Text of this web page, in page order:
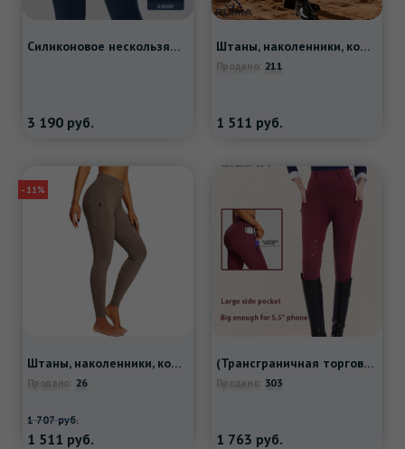
Силиконовое нескользящое кресло, дышащие быстросохнущие штаны, в обтяжку
3 190 руб.
Штаны, наколенники, комбинезон с молнией, утягивающий пояс на талию, европейский стиль, короткий рукав, в обтяжку, высокая талия
Продано: 211
1 511 руб.
- 11%
Штаны, наколенники, комбинезон с молнией, утягивающий пояс на талию, европейский стиль, в обтяжку, высокая талия
Продано: 26
1 511 руб.
1 707 руб.
(Трансграничная торговля), белье для коррекции формы бедер, леггинсы, эластичные приталенные спортивные штаны для отдыха, высокая талия
Продано: 303
1 763 руб.